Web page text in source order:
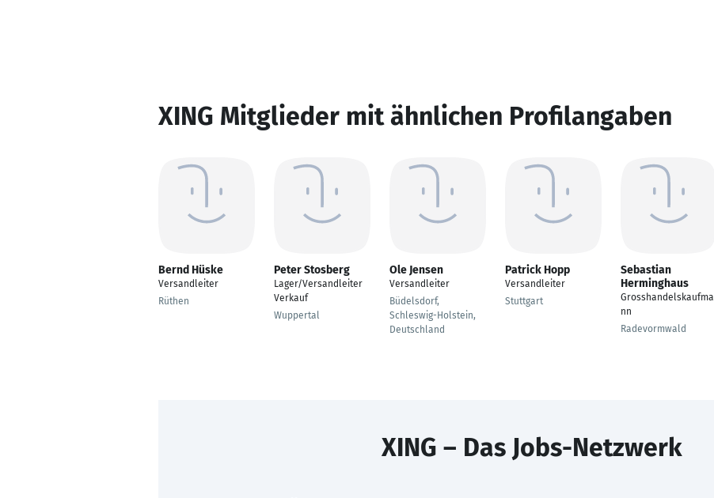
XING Mitglieder mit ähnlichen Profilangaben
Bernd Hüske
Versandleiter
Rüthen
Peter Stosberg
Lager/Versandleiter
Verkauf
Wuppertal
Ole Jensen
Versandleiter
Büdelsdorf,
Schleswig-Holstein,
Deutschland
Patrick Hopp
Versandleiter
Stuttgart
Sebastian
Herminghaus
Grosshandelskaufma
nn
Radevormwald
XING – Das Jobs-Netzwerk